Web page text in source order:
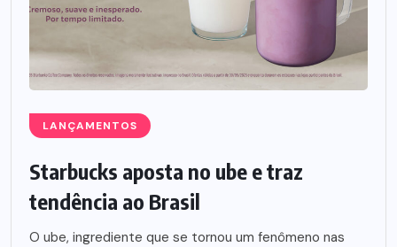
LANÇAMENTOS
Starbucks aposta no ube e traz
tendência ao Brasil
O ube, ingrediente que se tornou um fenômeno nas